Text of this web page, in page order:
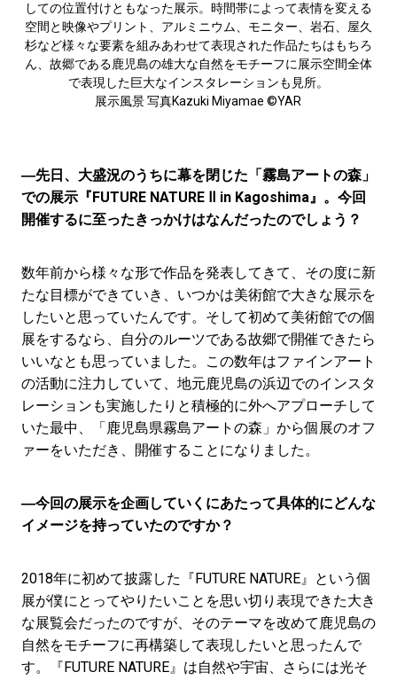
しての位置付けともなった展示。時間帯によって表情を変える
空間と映像やプリント、アルミニウム、モニター、岩石、屋久
杉など様々な要素を組みあわせて表現された作品たちはもちろ
ん、故郷である鹿児島の雄大な自然をモチーフに展示空間全体
で表現した巨大なインスタレーションも見所。
展示風景 写真Kazuki Miyamae ©︎YAR
―先日、大盛況のうちに幕を閉じた「霧島アートの森」
での展示『FUTURE NATURE Ⅱ in Kagoshima』。今回
開催するに至ったきっかけはなんだったのでしょう？
数年前から様々な形で作品を発表してきて、その度に新
たな目標ができていき、いつかは美術館で大きな展示を
したいと思っていたんです。そして初めて美術館での個
展をするなら、自分のルーツである故郷で開催できたら
いいなとも思っていました。この数年はファインアート
の活動に注力していて、地元鹿児島の浜辺でのインスタ
レーションも実施したりと積極的に外へアプローチして
いた最中、「鹿児島県霧島アートの森」から個展のオフ
ァーをいただき、開催することになりました。
―今回の展示を企画していくにあたって具体的にどんな
イメージを持っていたのですか？
2018年に初めて披露した『FUTURE NATURE』という個
展が僕にとってやりたいことを思い切り表現できた大き
な展覧会だったのですが、そのテーマを改めて鹿児島の
自然をモチーフに再構築して表現したいと思ったんで
す。『FUTURE NATURE』は自然や宇宙、さらには光そ